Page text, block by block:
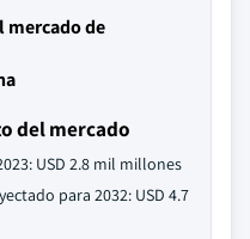
mercado de
del mercado
USD 2.8 mil millones
para 2032: USD 4.7